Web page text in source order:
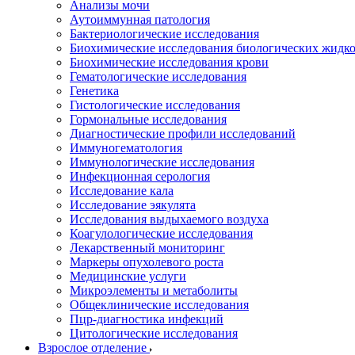
Анализы мочи
Аутоиммунная патология
Бактериологические исследования
Биохимические исследования биологических
Биохимические исследования крови
Гематологические исследования
Генетика
Гистологические исследования
Гормональные исследования
Диагностические профили исследований
Иммуногематология
Иммунологические исследования
Инфекционная серология
Исследование кала
Исследование эякулята
Исследования выдыхаемого воздуха
Коагулологические исследования
Лекарственный мониторинг
Маркеры опухолевого роста
Медицинские услуги
Микроэлементы и метаболиты
Общеклинические исследования
Пцр-диагностика инфекций
Цитологические исследования
Взрослое отделение